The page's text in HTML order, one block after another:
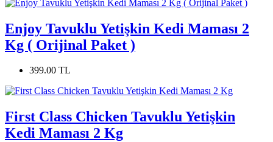
Enjoy Tavuklu Yetişkin Kedi Maması 2
Kg ( Orijinal Paket )
399.00 TL
First Class Chicken Tavuklu Yetişkin
Kedi Maması 2 Kg